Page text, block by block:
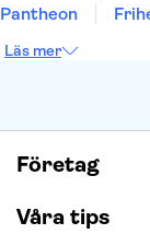
Pantheon
Burj Khalifa
Läs mer
Företag
Våra tips